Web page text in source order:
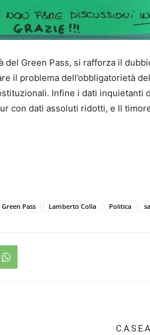
Green Pass, si rafforza il
il problema dell’obbligatorietà
Infine i dati inquietanti
con dati assoluti ridotti, e Il
Green Pass Lamberto Colla Politica